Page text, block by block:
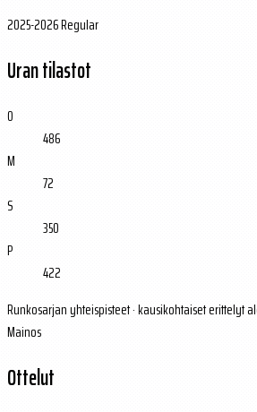
2025-2026 Regular
Uran tilastot
O
486
M
72
S
350
P
422
Runkosarjan yhteispisteet · kausikohtaiset erittelyt
Mainos
Ottelut